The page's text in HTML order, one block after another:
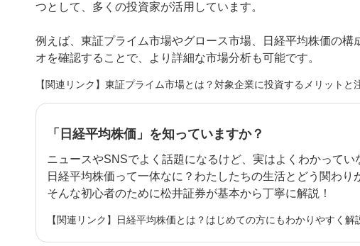
つとして、多くの投資家が活用しています。
例えば、東証プライム市場やグロース市場、日経平均株価の
オを確認することで、より詳細な市場分析も可能です。
【関連リンク】東証プライム市場とは？対象企業に投資するメリットと
「日経平均株価」を知っていますか？
ニュースやSNSでよく話題になるけど、実はよくわかって
日経平均株価って一体なに？わたしたちの生活とどう関わり
そんな初心者のために松井証券が基本から丁寧に解説！
【関連リンク】日経平均株価とは？はじめての方にもわかりやすく解